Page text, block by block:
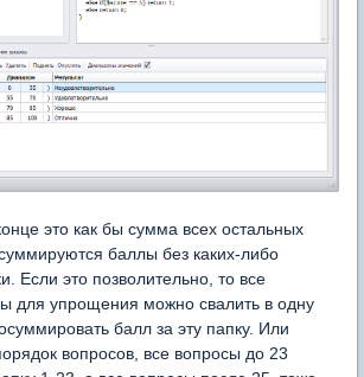
это как бы сумма всех остальных
баллы без каких-либо
Если это позволительно, то все
для упрощения можно свалить в одну
балл за эту папку. Или
вопросов, все вопросы до 23